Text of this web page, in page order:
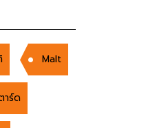
Malt
าร์ด